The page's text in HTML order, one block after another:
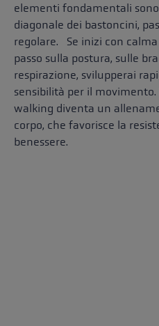
elementi fondamentali
diagonale dei bastoncini,
regolare. Se inizi con
passo sulla postura, sulle
respirazione, svilupperai
sensibilità per il
walking diventa un
corpo, che favorisce la
benessere.